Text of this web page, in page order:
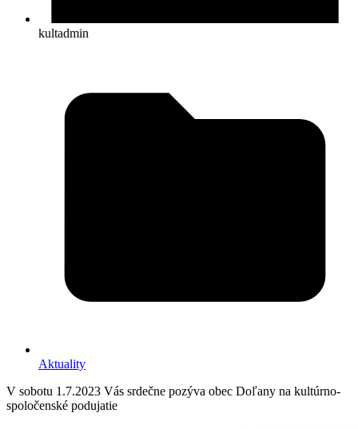
kultadmin
Aktuality
V sobotu 1.7.2023 Vás srdečne pozýva obec Doľany na kultúrno-
spoločenské podujatie